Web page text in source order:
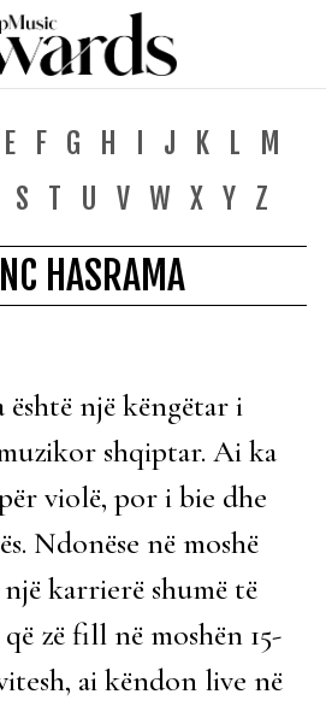
E F G H J K L
M
S T U V W X Y Z
HASRAMA
një këngëtar i
shqiptar. Ai ka
violë, por i bie dhe
Ndonëse në moshë
karrierë shumë të
zë fill në moshën 15-
ai këndon live në